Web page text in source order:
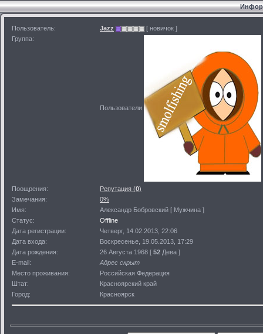
Пользователь: Jazz
[ новичок ]
Группа:
Пользователи
Поощрения: Репутация (0)
Замечания:
0%
Имя:
Александр Бобровский [ Мужчина ]
Статус:
Offline
Дата регистрации:
Четверг, 14.02.2013, 22:06
Дата входа:
Воскресенье, 19.05.2013, 17:29
Дата рождения:
26 Августа 1968 [ 52 Дева ]
E-mail:
Адрес скрыт
Место проживания:
Российская Федерация
Штат:
Красноярский край
Город:
Красноярск